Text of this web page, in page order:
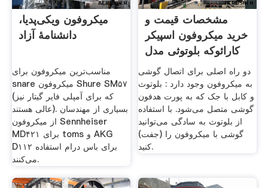
میکروفون ویکی‌پدیا،
دانشنامهٔ آزاد
مناسب‌ترین میکروفون برای
snare میکروفون Shure SM۵۷
(که برای آمپلی فایر گیتار نیز
عالی هستند). بسیاری از مهندسان
از میکروفون Sennheiser
MD۴۲۱ برای toms و AKG
D۱۱۲ برای باس درام استفاده
می‌کنند.
مشخصات قیمت و
خرید میکروفون اسپیکر
کارائوکه بلوتوثی مدل
Q9
دو راه اصلی برای اتصال گوشی
به میکروفون وجود دارد : بلوتوث
و کابل با جک که به پورت هدفون
گوشی متصل می‌شود. با استفاده
از بلوتوث به سادگی می‌توانید
گوشی با میکروفون را (جفت)
کنید.